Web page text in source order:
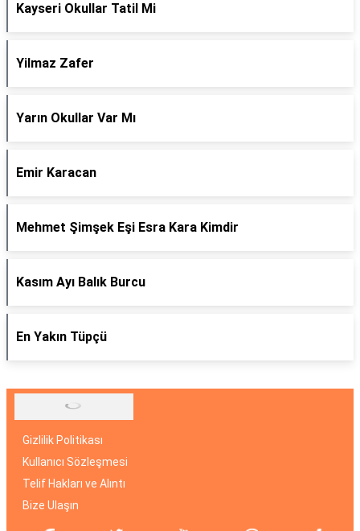
Kayseri Okullar Tatil Mi
Yilmaz Zafer
Yarın Okullar Var Mı
Emir Karacan
Mehmet Şimşek Eşi Esra Kara Kimdir
Kasım Ayı Balık Burcu
En Yakın Tüpçü
Gizlilik Politikası
Kullanıcı Sözleşmesi
Telif Hakları ve Alıntı
Bize Ulaşın